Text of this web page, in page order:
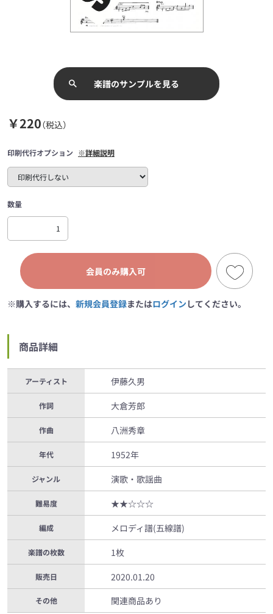
楽譜のサンプルを見る
￥220（税込）
印刷代行オプション ※詳細説明
数量
会員のみ購入可
※購入するには、 新規会員登録またはログイン してください。
商品詳細
アーティスト 伊藤久男
作詞 大倉芳郎
作曲 八洲秀章
年代 1952年
ジャンル 演歌・歌謡曲
難易度 ★★☆☆☆
編成 メロディ譜(五線譜)
楽譜の枚数 1枚
販売日 2020.01.20
その他 関連商品あり